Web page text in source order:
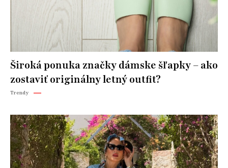
Široká ponuka značky dámske šľapky – ako
zostaviť originálny letný outfit?
Trendy